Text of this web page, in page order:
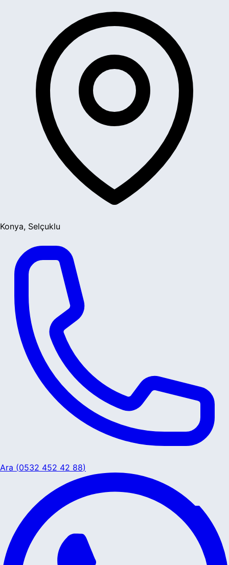
Konya, Selçuklu
Ara (0532 452 42 88)